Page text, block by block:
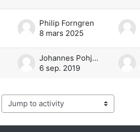
Philip Forngren
8 mars 2025
Johannes Pohjolainen
6 sep. 2019
Jump to activity